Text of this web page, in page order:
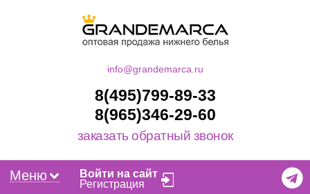
info@grandemarca.ru
8(495)799-89-33
8(965)346-29-60
заказать обратный звонок
Меню
Войти на сайт
Регистрация